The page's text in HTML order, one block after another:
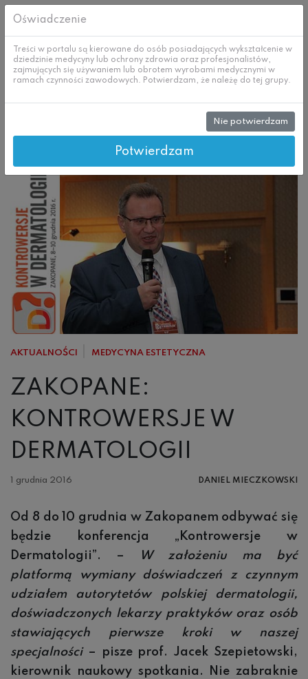
Prenumerata
AKTUALNOŚCI MEDYCYNA ESTETYCZNA
ZAKOPANE:
KONTROWERSJE W
DERMATOLOGII
1 grudnia 2016 DANIEL MIECZKOWSKI
Od 8 do 10 grudnia w Zakopanem odbywać się
będzie konferencja „Kontrowersje w
Dermatologii”. –
W założeniu ma być
platformą wymiany doświadczeń z czynnym
udziałem autorytetów polskiej dermatologii,
doświadczonych lekarzy praktyków oraz osób
stawiających pierwsze kroki w naszej
specjalności– pisze prof. Jacek Szepietowski,
kierownik naukowy spotkania. Nie zabraknie
Oświadczenie
Treści w portalu są kierowane do osób posiadających wykształcenie w
dziedzinie medycyny lub ochrony zdrowia oraz profesjonalistów,
zajmujących się używaniem lub obrotem wyrobami medycznymi w
ramach czynności zawodowych. Potwierdzam, że należę do tej grupy.
Nie potwierdzam
Potwierdzam